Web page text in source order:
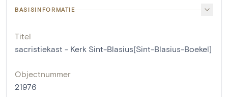
BASISINFORMATIE
Titel
sacristiekast - Kerk Sint-Blasius[Sint-Blasius-Boekel]
Objectnummer
21976